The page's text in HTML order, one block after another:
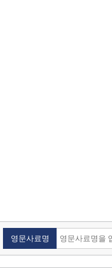
영문사료명